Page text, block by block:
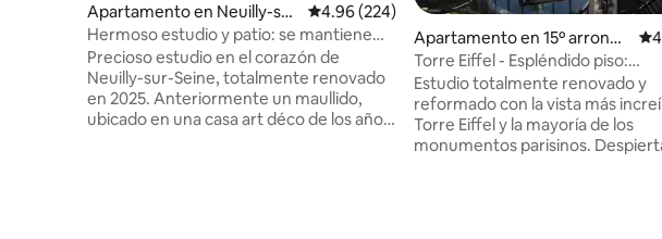
Apartamento en Neuilly-sur
-Seine
Calificación promedio: 4.96 de 5, 224 reseñas
4.96 (224)
Hermoso estudio y patio: se mantiene
fresco en verano
Precioso estudio en el corazón de
Neuilly-sur-Seine, totalmente renovado
en 2025. Anteriormente un maullido,
ubicado en una casa art déco de los años
Apartamento en 15º arrondis
sement de París
Torre Eiffel - Espléndido piso:
impresionantes vistas y aire
acondicionado
Estudio totalmente renovado y
reformado con la vista más
Torre Eiffel y la mayoría de los
monumentos parisinos.